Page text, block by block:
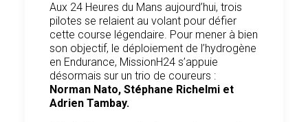
Aux 24 Heures du Mans aujourd’hui, trois
pilotes se relaient au volant pour défier
cette course légendaire. Pour mener à bien
son objectif, le déploiement de l’hydrogène
en Endurance, MissionH24 s’appuie
désormais sur un trio de coureurs :
Norman Nato, Stéphane Richelmi et
Adrien Tambay.